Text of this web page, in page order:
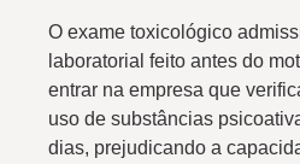
O exame toxicológico
laboratorial feito antes do
entrar na empresa que
uso de substâncias
dias, prejudicando a